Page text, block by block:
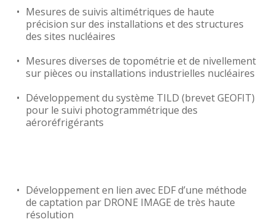
Mesures de suivis altimétriques de haute
précision sur des installations et des structures
des sites nucléaires
Mesures diverses de topométrie et de nivellement
sur pièces ou installations industrielles nucléaires
Développement du système TILD (brevet GEOFIT)
pour le suivi photogrammétrique des
aéroréfrigérants
Développement en lien avec EDF d’une méthode
de captation par DRONE IMAGE de très haute
résolution